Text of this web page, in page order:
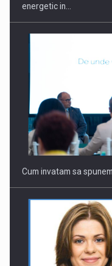
Webinar - Business
Investitii Digitalizare
energetic in…
Cum invatam sa